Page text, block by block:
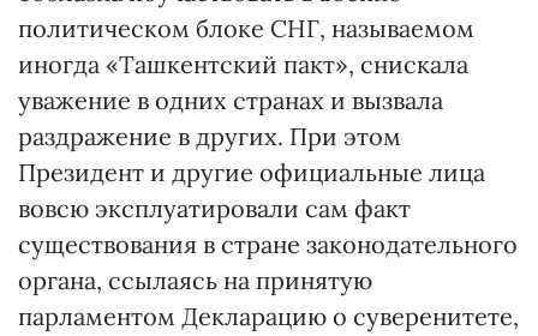
политическом блоке СНГ, называемом
иногда «Ташкентский пакт», снискала
уважение в одних странах и вызвала
раздражение в других. При этом
Президент и другие официальные лица
вовсю эксплуатировали сам факт
существования в стране законодательного
органа, ссылаясь на принятую
парламентом Декларацию о суверенитете,